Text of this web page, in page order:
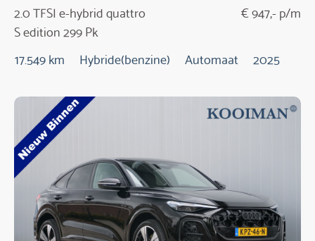
2.0 TFSI e-hybrid quattro
S edition 299 Pk
Automaat / NIEUW
MODEL
€ 947,- p/m
17.549 km Hybride(benzine) Automaat 2025